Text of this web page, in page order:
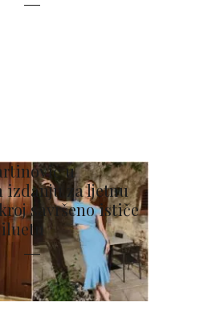
u
izdanju za ljetnu
savršeno ističe